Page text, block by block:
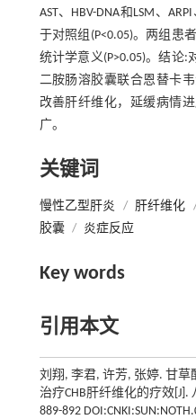
AST、HBV-DNA和LSM、
于对照组(P<0.05)。两组患
统计学意义(P>0.05)。结论:
二胺肠溶胶囊联合恩替卡
改善肝纤维化，延缓病情
广。
关键词
慢性乙型肝炎 / 肝纤维化
胶囊 / 炎症反应
Key words
引用本文
刘翔, 李君, 许芳, 张婷. 甘
治疗CHB肝纤维化的疗效[J].
889-892